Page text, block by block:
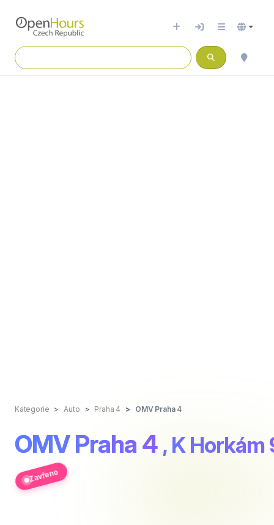
Kategorie Auto Praha 4 OMV Praha 4
OMV Praha 4 , K Horkám
Zavřeno